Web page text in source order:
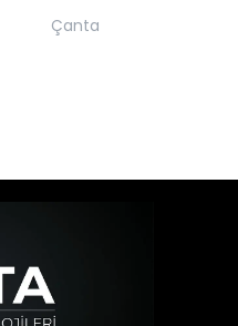
Çanta